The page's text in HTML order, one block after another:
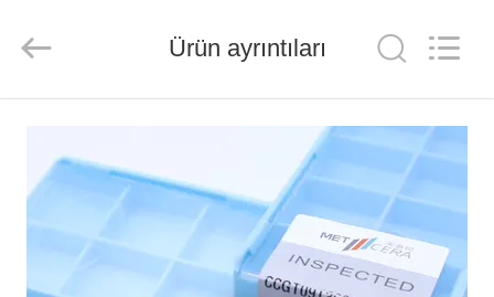
ÜRÜN
VIDEOLAR
Materials
Co.,ltd.
Ürün ayrıntıları